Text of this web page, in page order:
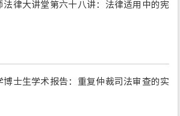
法律大讲堂第六十八讲：法律适用中的宪
博士生学术报告：重复仲裁司法审查的实